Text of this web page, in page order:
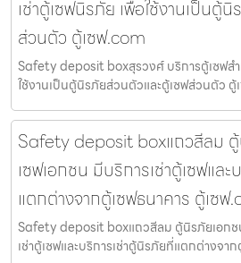
เช่าตู้เซฟนิรภัย เพื่อใช้งานเป็นตู้
ส่วนตัว ตู้เซฟ.com
Safety deposit boxสุรวงศ์ บริการตู้เซฟสำ
ใช้งานเป็นตู้นิรภัยส่วนตัวและตู้เซฟส่วนตัว ตู้
Safety deposit boxแถวสีลม
เซฟเอกชน มีบริการเช่าตู้เซฟแล
แตกต่างจากตู้เซฟธนาคาร ตู้เซฟ
Safety deposit boxแถวสีลม ตู้นิรภัยเอกช
เช่าตู้เซฟและบริการเช่าตู้นิรภัยที่แตกต่างจา